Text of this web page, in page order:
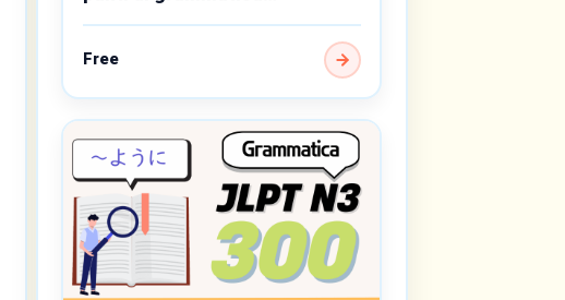
fondamentali di livello
Free